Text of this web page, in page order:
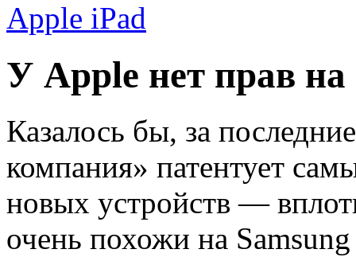
Apple iPad
У Apple нет прав
Казалось бы, за
компания» патентует
новых устройств —
очень похожи на